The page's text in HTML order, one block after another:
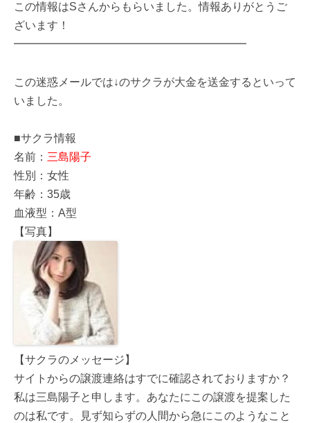
この情報はSさんからもらいました。情報ありがとうご
ざいます！
━━━━━━━━━━━━━━━━━━━━━
この迷惑メールでは↓のサクラが大金を送金するといって
いました。
■サクラ情報
名前： 三島陽子
性別：女性
年齢：35歳
血液型：A型
【写真】
【サクラのメッセージ】
サイトからの譲渡連絡はすでに確認されておりますか？
私は三島陽子と申します。あなたにこの譲渡を提案した
のは私です。見ず知らずの人間から急にこのようなこと